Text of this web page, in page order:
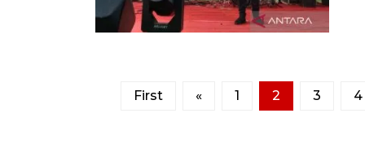
First « 1 2 3 4